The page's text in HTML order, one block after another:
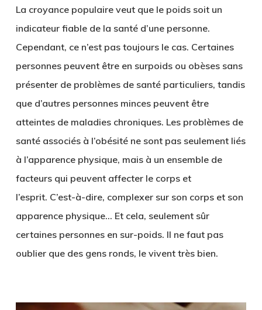
La croyance populaire veut que le poids soit un
indicateur fiable de la santé d’une personne.
Cependant, ce n’est pas toujours le cas. Certaines
personnes peuvent être en surpoids ou obèses sans
présenter de problèmes de santé particuliers, tandis
que d’autres personnes minces peuvent être
atteintes de maladies chroniques. Les problèmes de
santé associés à l’obésité ne sont pas seulement liés
à l’apparence physique, mais à un ensemble de
facteurs qui peuvent affecter le corps et
l’esprit. C’est-à-dire, complexer sur son corps et son
apparence physique… Et cela, seulement sûr
certaines personnes en sur-poids. Il ne faut pas
oublier que des gens ronds, le vivent très bien.